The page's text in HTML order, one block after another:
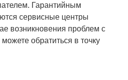
Гарантийным
сервисные центры
возникновения проблем с
обратиться в точку